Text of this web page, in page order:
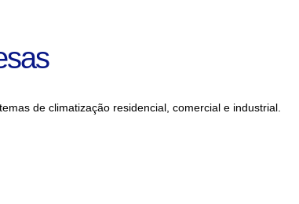
de climatização residencial, comercial e industrial.